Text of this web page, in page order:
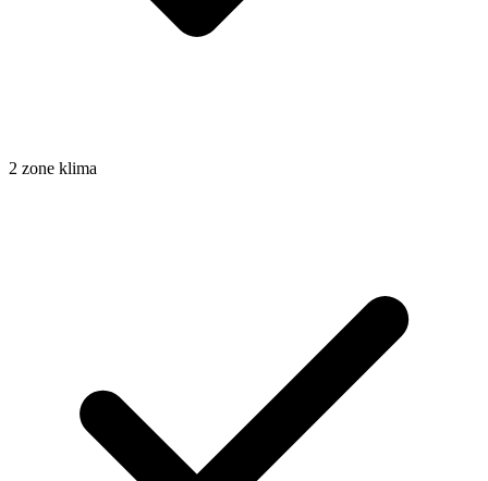
2 zone klima